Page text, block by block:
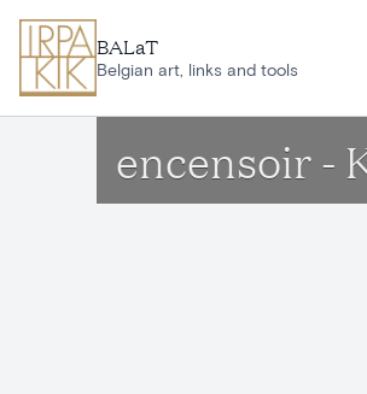
BALaT
Belgian art, links and tools
encensoir -